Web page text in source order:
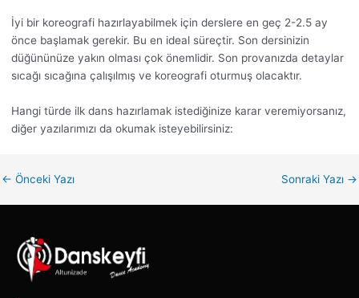
İyi bir koreografi hazırlayabilmek için derslere en geç 2-2.5 ay
önce başlamak gerekir. Bu en ideal süreçtir. Son dersinizin
düğününüze yakın olması çok önemlidir. Son provanızda detaylar
sıcağı sıcağına çalışılmış ve koreografi oturmuş olacaktır.
Hangi türde ilk dans hazırlamak istediğinize karar veremiyorsanız,
diğer yazılarımızı da okumak isteyebilirsiniz:
← Önceki Yazı Sonraki Yazı →